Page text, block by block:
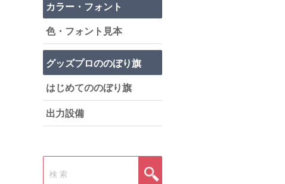
カラー・フォント
色・フォント見本
グッズプロののぼり旗
はじめてののぼり旗
出力設備